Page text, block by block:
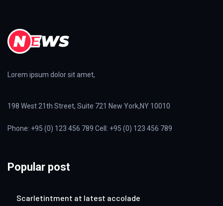
Lorem ipsum dolor sit amet,
198 West 21th Street, Suite 721 New York,NY 10010
Phone: +95 (0) 123 456 789 Cell: +95 (0) 123 456 789
Popular post
Scarletintment at latest accolade